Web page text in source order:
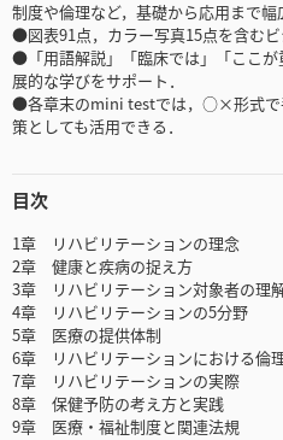
制度や倫理など，基礎から応用まで幅
●図表91点，カラー写真15点を含むビ
●「用語解説」「臨床では」「ここ
展的な学びをサポート．
●各章末のmini testでは，○×形式で
策としても活用できる．
目次
1章 リハビリテーションの理念
2章 健康と疾病の捉え方
3章 リハビリテーション対象者の理
4章 リハビリテーションの5分野
5章 医療の提供体制
6章 リハビリテーションにおける倫
7章 リハビリテーションの実際
8章 保健予防の考え方と実践
9章 医療・福祉制度と関連法規